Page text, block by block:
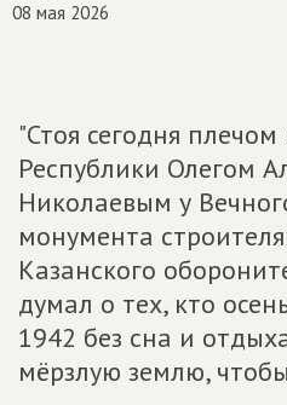
08 мая 2026
"Стоя сегодня плечом
Республики Олегом
Николаевым у
монумента
Казанского
думал о тех, кто
1942 без сна и
мёрзлую землю,